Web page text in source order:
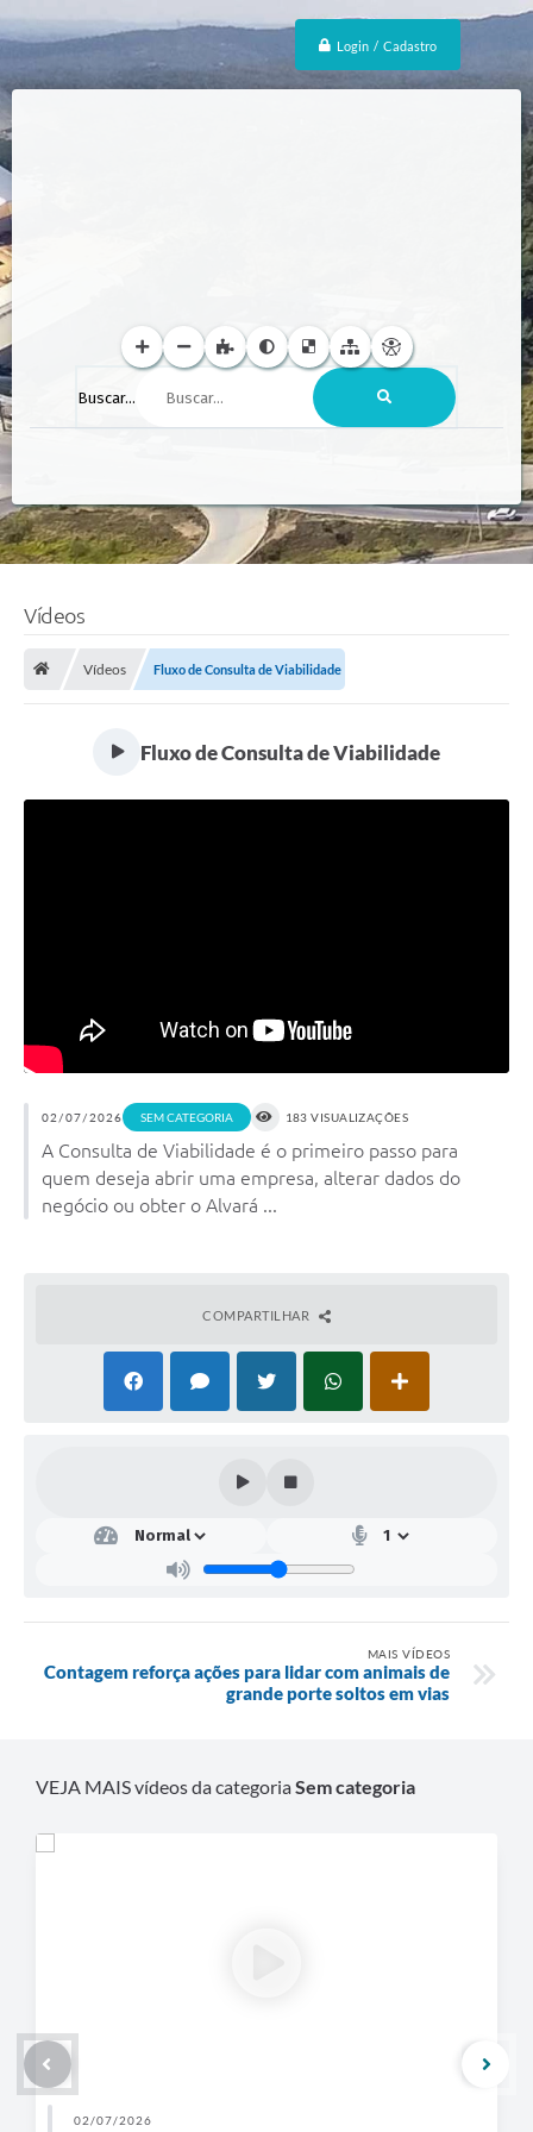
Login / Cadastro
Buscar...
Vídeos
Vídeos Fluxo de Consulta de Viabilidade
Fluxo de Consulta de Viabilidade
02/07/2026 SEM CATEGORIA 183 VISUALIZAÇÕES
A Consulta de Viabilidade é o primeiro passo para
quem deseja abrir uma empresa, alterar dados do
negócio ou obter o Alvará ...
COMPARTILHAR
MAIS VÍDEOS
Contagem reforça ações para lidar com animais de
grande porte soltos em vias
VEJA MAIS vídeos da categoriaSem categoria
02/07/2026